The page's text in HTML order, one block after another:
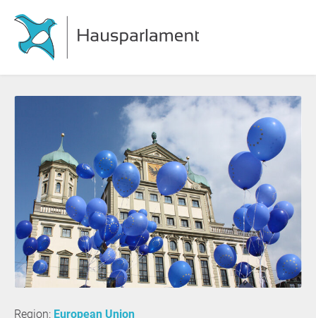
Region: European Union